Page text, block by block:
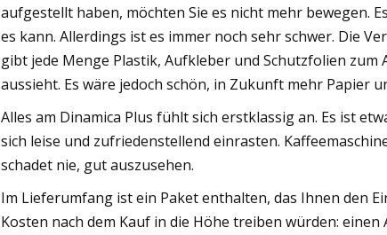
aufgestellt haben, möchten Sie es nicht mehr bewegen.
es kann. Allerdings ist es immer noch sehr schwer. Die
gibt jede Menge Plastik, Aufkleber und Schutzfolien zum
aussieht. Es wäre jedoch schön, in Zukunft mehr Papier
Alles am Dinamica Plus fühlt sich erstklassig an. Es ist
sich leise und zufriedenstellend einrasten.
schadet nie, gut auszusehen.
Im Lieferumfang ist ein Paket enthalten, das Ihnen den
Kosten nach dem Kauf in die Höhe treiben würden: